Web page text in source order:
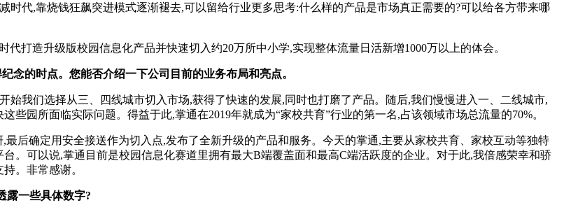
代,靠烧钱狂飙突进模式逐渐褪去,可以留给行业更多思考:什么样的产品是市场真正需要的?可以给各方带来哪
造升级版校园信息化产品并快速切入约20万所中小学,实现整体流量日活新增1000万以上的体会。
念的时点。您能否介绍一下公司目前的业务布局和亮点。
始我们选择从三、四线城市切入市场,获得了快速的发展,同时也打磨了产品。随后,我们慢慢进入一、二线城市,
园所面临实际问题。得益于此,掌通在2019年就成为“家校共育”行业的第一名,占该领域市场总流量的70%。
后确定用安全接送作为切入点,发布了全新升级的产品和服务。今天的掌通,主要从家校共育、家校互动等独特
。可以说,掌通目前是校园信息化赛道里拥有最大B端覆盖面和最高C端活跃度的企业。对于此,我倍感荣幸和骄
。非常感谢。
露一些具体数字?